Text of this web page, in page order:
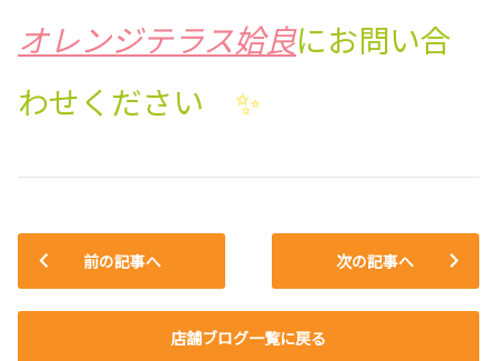
オレンジテラス姶良にお問い合
わせください ✨
前の記事へ
店舗ブログ一覧に戻る
次の記事へ